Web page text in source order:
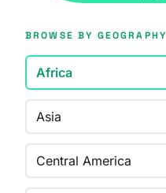
BROWSE BY GEOGRAPHY
Africa
Asia
Central America